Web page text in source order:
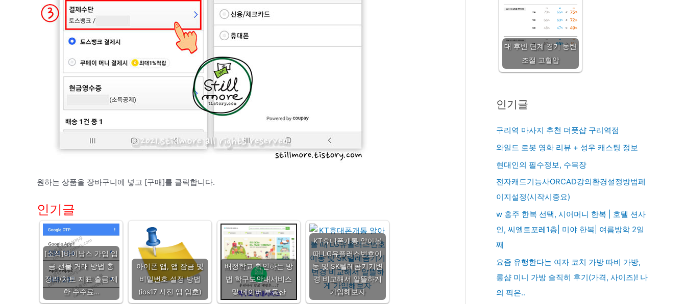
원하는 상품을 장바구니에 넣고 [구매]를 클릭합니다.
인기글
[소식]바이낭스 가입 입
금 선물 거래 방법 총
정리/차트 지표 출금 제
한 수수료…
아이폰 앱, 앱 잠금 및
비밀번호 설정 방법
(ios17 사진 앱 암호)
배정학교 확인하는 방
법 학구도안내서비스
및 네이버 부동산
KT휴대폰개통 알아볼
때 LG유플러스번호이
동 및 SK텔레콤기기변
경 비교해서 알뜰하게
가입해보자
대 후반 단계 경기 동탄
조절 고혈압
인기글
구리역 마사지 추천 더풋샵 구리역점
와일드 로봇 영화 리뷰 + 성우 캐스팅 정보
현대인의 필수정보, 수목장
전자캐드기능사ORCAD강의환경설정방법페
이지설정(시작시중요)
w 홍주 한복 선택, 시어머니 한복 | 호텔 션사
인, 씨엘토포레1층| 미야 한복| 여름방학 2일
째
요즘 유행한다는 여자 코치 가방 따비 가방,
롱샴 미니 가방 솔직히 후기(가격, 사이즈)! 나
의 픽은..